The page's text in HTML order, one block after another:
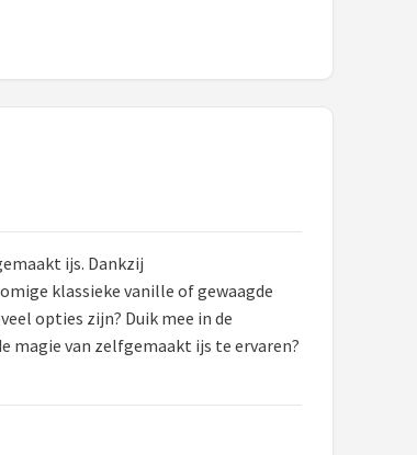
ijs. Dankzij
klassieke vanille of gewaagde
opties zijn? Duik mee in de
magie van zelfgemaakt ijs te ervaren?